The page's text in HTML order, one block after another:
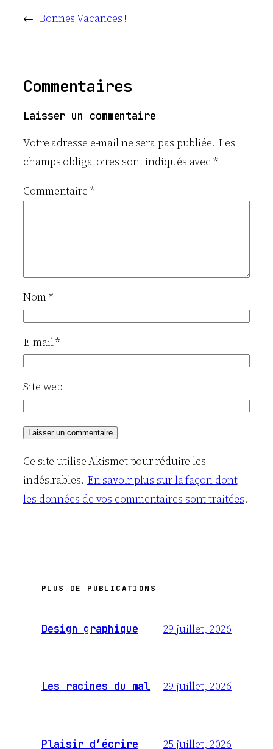
← Bonnes Vacances !
Commentaires
Laisser un commentaire
Votre adresse e-mail ne sera pas publiée. Les
champs obligatoires sont indiqués avec*
Commentaire *
Nom*
E-mail*
Site web
Ce site utilise Akismet pour réduire les
indésirables. En savoir plus sur la façon dont
les données de vos commentaires sont traitées.
PLUS DE PUBLICATIONS
Design graphique 29 juillet, 2026
Les racines du mal 29 juillet, 2026
Plaisir d’écrire 25 juillet, 2026